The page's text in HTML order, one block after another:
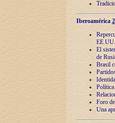
Iberoamérica
EE.UU.
El
de
Brasil
Política
Foro
Una